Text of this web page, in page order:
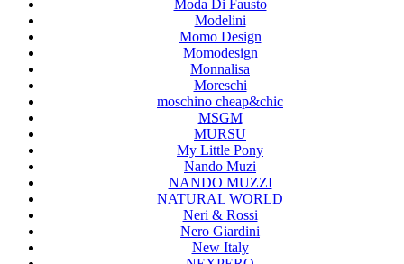
Moda Di Fausto
Modelini
Momo Design
Momodesign
Monnalisa
Moreschi
moschino cheap&chic
MSGM
MURSU
My Little Pony
Nando Muzi
NANDO MUZZI
NATURAL WORLD
Neri & Rossi
Nero Giardini
New Italy